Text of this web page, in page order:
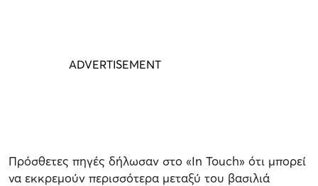
Πρόσθετες πηγές δήλωσαν στο «In Touch» ότι μπορεί
να εκκρεμούν περισσότερα μεταξύ του βασιλιά